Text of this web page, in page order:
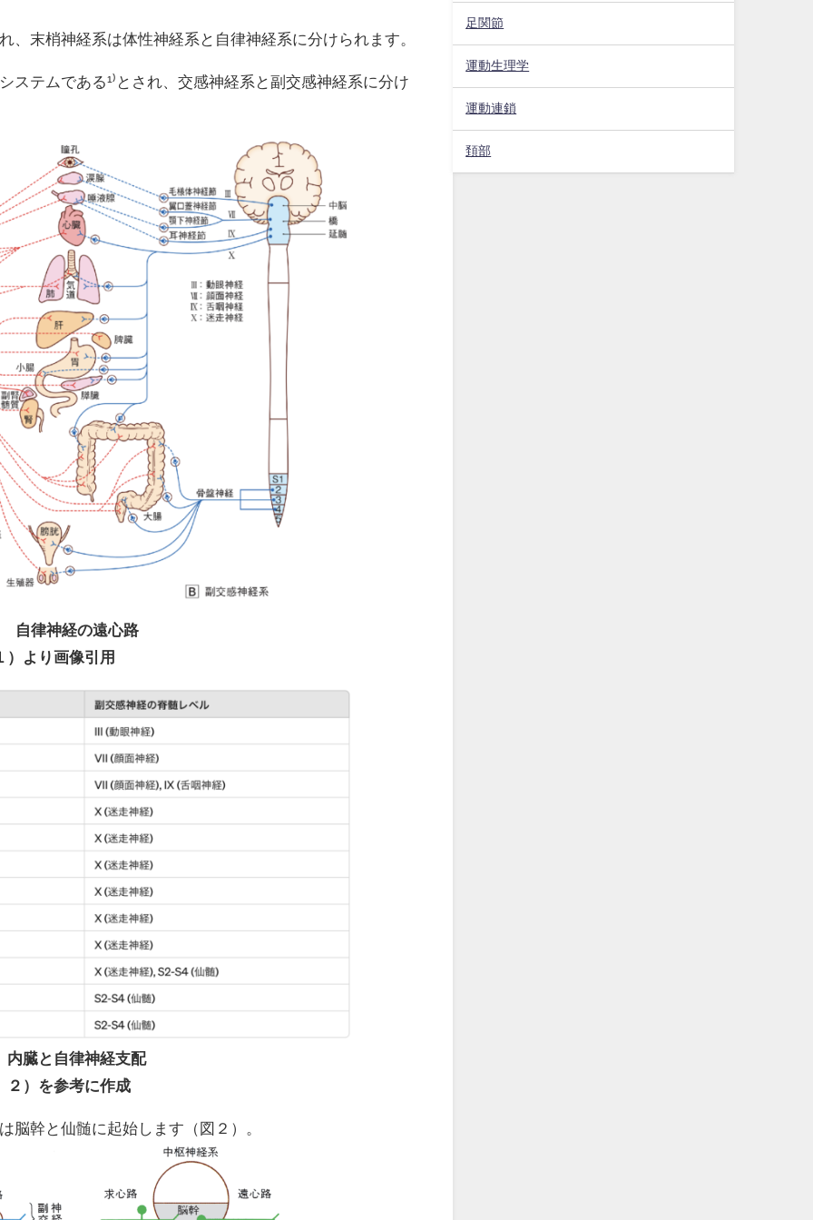
、末梢神経系は体性神経系と自律神経系に分けられます。
ステムである¹⁾とされ、交感神経系と副交感神経系に分け
自律神経の遠心路
）より画像引用
臓と自律神経支配
２）を参考に作成
脳幹と仙髄に起始します（図２）。
足関節
運動生理学
運動連鎖
頚部